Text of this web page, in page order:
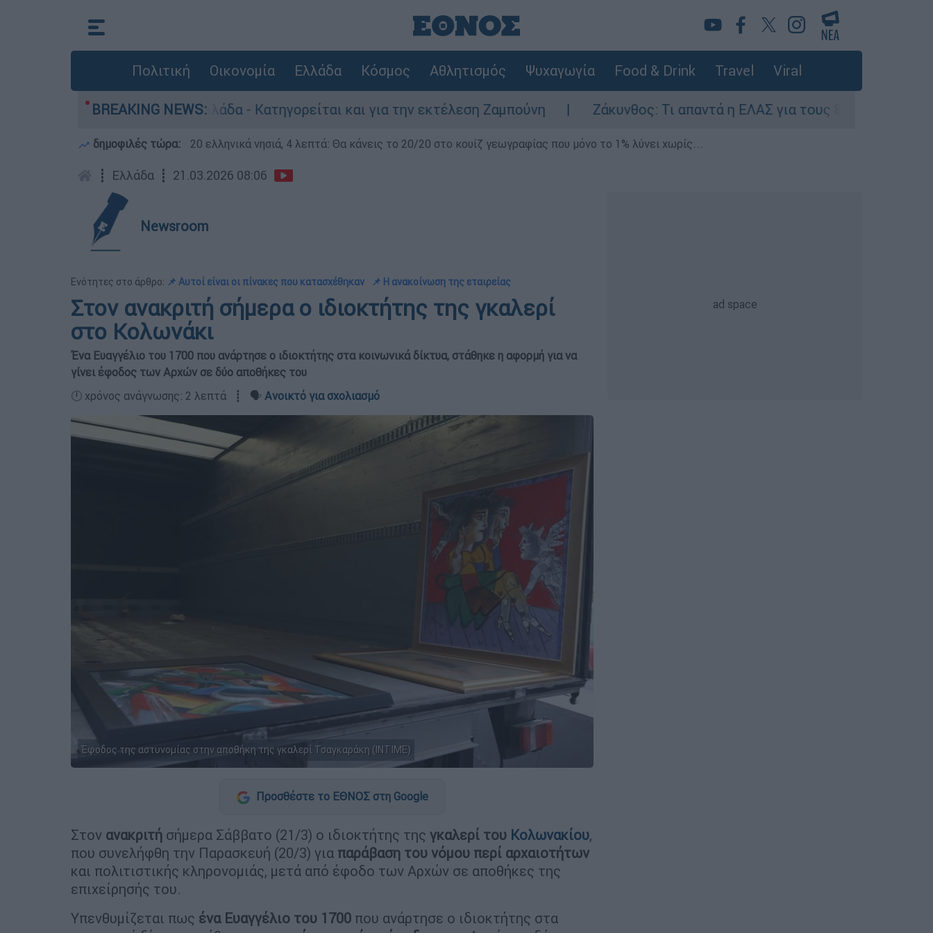
Πολιτική Οικονομία Ελλάδα Κόσμος Αθλητισμός Ψυχαγωγία Food & Drink Travel Viral
BREAKING NEWS:
στην Ελλάδα - Κατηγορείται και για την εκτέλεση Ζαμπούνη Ζάκυνθος: Τι απαντά η ΕΛΑΣ για τους 8 βιασμούς τουριστριών -
δημοφιλές τώρα: 20 ελληνικά νησιά, 4 λεπτά: Θα κάνεις το 20/20 στο κουίζ γεωγραφίας που μόνο το 1% λύνει χωρίς...
┋ Ελλάδα ┋ 21.03.2026 08:06
Newsroom
Ενότητες στο άρθρο: 📌 Αυτοί είναι οι πίνακες που κατασχέθηκαν 📌 Η ανακοίνωση της εταιρείας
Στον ανακριτή σήμερα ο ιδιοκτήτης της γκαλερί
στο Κολωνάκι
Ένα Ευαγγέλιο του 1700 που ανάρτησε ο ιδιοκτήτης στα κοινωνικά δίκτυα, στάθηκε η αφορμή για να
γίνει έφοδος των Αρχών σε δύο αποθήκες του
🕛 χρόνος ανάγνωσης: 2 λεπτά ┋ 🗣️ Ανοικτό για σχολιασμό
Έφοδος της αστυνομίας στην αποθήκη της γκαλερί Τσαγκαράκη (INTIME)
Προσθέστε το ΕΘΝΟΣ στη Google
Στον ανακριτή σήμερα Σάββατο (21/3) ο ιδιοκτήτης της γκαλερί του Κολωνακίου,
που συνελήφθη την Παρασκευή (20/3) για παράβαση του νόμου περί αρχαιοτήτων
και πολιτιστικής κληρονομιάς, μετά από έφοδο των Αρχών σε αποθήκες της
επιχείρησής του.
Υπενθυμίζεται πως ένα Ευαγγέλιο του 1700 που ανάρτησε ο ιδιοκτήτης στα